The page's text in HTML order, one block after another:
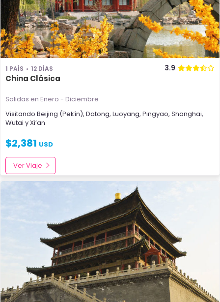
1 PAÍS 12 DÍAS 3.9
China Clásica
Salidas en Enero - Diciembre
Visitando Beijing (Pekín), Datong, Luoyang, Pingyao, Shanghai,
Wutai yXi’an
$2,381 USD
Ver Viaje